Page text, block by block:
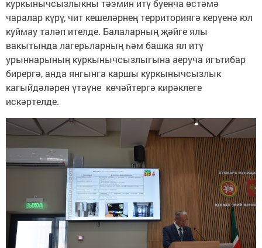
куркынычсызлыкны тәэмин итү буенча өстәмә
чаралар күрү, чит кешеләрнең территориягә керүенә юл
куймау таләп ителде. Балаларның җәйге ялы
вакытында лагерьларның һәм башка ял итү
урыннарының куркынычсызлыгына аеруча игътибар
бирергә, анда янгынга каршы куркынычсызлык
кагыйдәләрен үтәүне көчәйтергә кирәклеге
искәртелде.